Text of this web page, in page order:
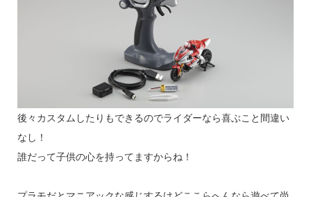
後々カスタムしたりもできるのでライダーなら喜ぶこと間違い
なし！
誰だって子供の心を持ってますからね！